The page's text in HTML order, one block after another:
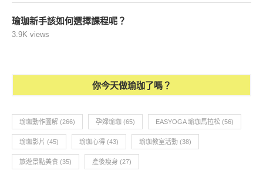
瑜珈新手該如何選擇課程呢？
3.9K views
你今天做瑜珈了嗎？
瑜珈動作圖解 (266) 孕婦瑜珈 (65) EASYOGA 瑜珈馬拉松 (56)
瑜珈影片 (45) 瑜珈心得 (43) 瑜珈教室活動 (38)
旅遊景點美食 (35) 產後瘦身 (27)